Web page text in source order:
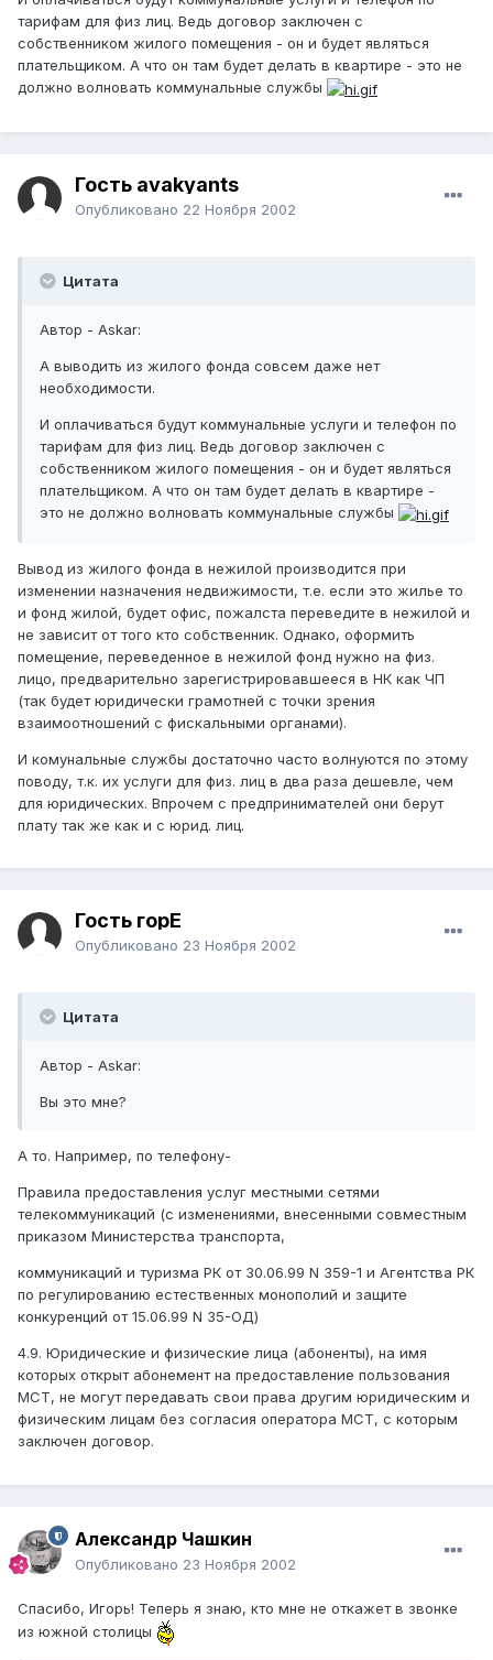
тарифам для физ лиц. Ведь договор заключен с
собственником жилого помещения - он и будет являться
плательщиком. А что он там будет делать в квартире - это не
должно волновать коммунальные службы
Гость avakyants
Опубликовано 22 Ноября 2002
Цитата
Автор - Askar:
А выводить из жилого фонда совсем даже нет
необходимости.
И оплачиваться будут коммунальные услуги и телефон по
тарифам для физ лиц. Ведь договор заключен с
собственником жилого помещения - он и будет являться
плательщиком. А что он там будет делать в квартире -
это не должно волновать коммунальные службы
Вывод из жилого фонда в нежилой производится при
изменении назначения недвижимости, т.е. если это жилье то
и фонд жилой, будет офис, пожалста переведите в нежилой и
не зависит от того кто собственник. Однако, оформить
помещение, переведенное в нежилой фонд нужно на физ.
лицо, предварительно зарегистрировавшееся в НК как ЧП
(так будет юридически грамотней с точки зрения
взаимоотношений с фискальными органами).
И комунальные службы достаточно часто волнуются по этому
поводу, т.к. их услуги для физ. лиц в два раза дешевле, чем
для юридических. Впрочем с предпринимателей они берут
плату так же как и с юрид. лиц.
Гость горЕ
Опубликовано 23 Ноября 2002
Цитата
Автор - Askar:
Вы это мне?
А то. Например, по телефону-
Правила предоставления услуг местными сетями
телекоммуникаций (с изменениями, внесенными совместным
приказом Министерства транспорта,
коммуникаций и туризма РК от 30.06.99 N 359-1 и Агентства РК
по регулированию естественных монополий и защите
конкуренций от 15.06.99 N 35-ОД)
4.9. Юридические и физические лица (абоненты), на имя
которых открыт абонемент на предоставление пользования
МСТ, не могут передавать свои права другим юридическим и
физическим лицам без согласия оператора МСТ, с которым
заключен договор.
Александр Чашкин
Опубликовано 23 Ноября 2002
Спасибо, Игорь! Теперь я знаю, кто мне не откажет в звонке
из южной столицы